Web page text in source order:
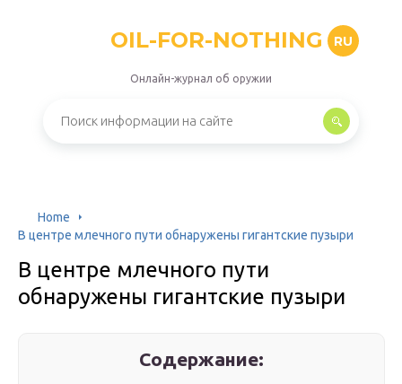
OIL-FOR-NOTHING RU
Онлайн-журнал об оружии
Home
В центре млечного пути обнаружены гигантские пузыри
В центре млечного пути
обнаружены гигантские пузыри
Содержание: